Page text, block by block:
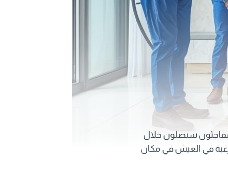
سيصلون خلال
في العيش في مكان